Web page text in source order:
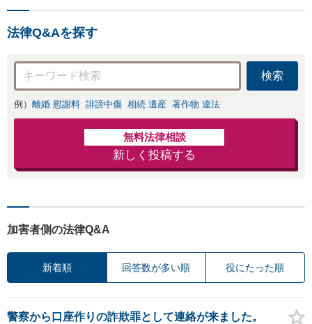
応します！即日対応可能。
法律Q&Aを探す
検索
例） 離婚 慰謝料 誹謗中傷 相続 遺産 著作物 違法
無料法律相談
新しく投稿する
加害者側の法律Q&A
新着順 回答数が多い順 役にたった順
警察から口座作りの詐欺罪として連絡が来ました。